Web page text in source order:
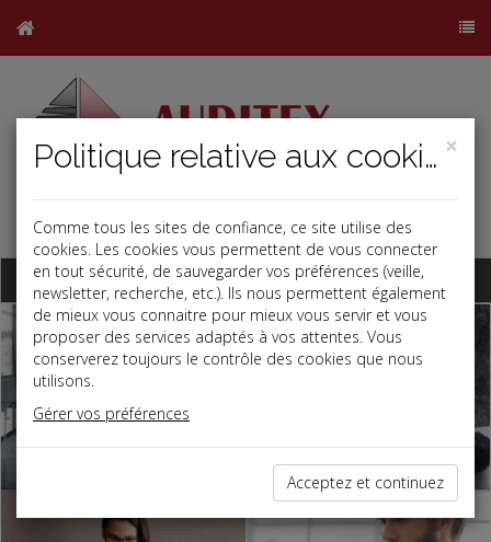
j
Base documentaire
×
Politique relative aux cookies
Comme tous les sites de confiance, ce site utilise des
cookies. Les cookies vous permettent de vous connecter
en tout sécurité, de sauvegarder vos préférences (veille,
newsletter, recherche, etc.). Ils nous permettent également
de mieux vous connaitre pour mieux vous servir et vous
proposer des services adaptés à vos attentes. Vous
conserverez toujours le contrôle des cookies que nous
utilisons.
Gérer vos préférences
Acceptez et continuez